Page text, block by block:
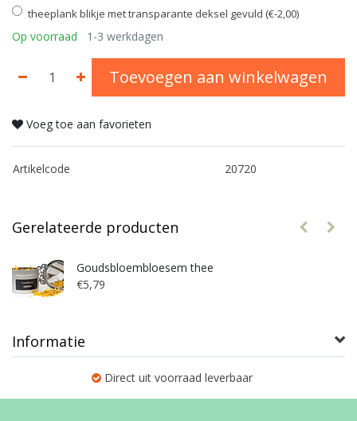
theeplank blikje met transparante deksel gevuld (€-2,00)
Op voorraad 1-3 werkdagen
Toevoegen aan winkelwagen
Voeg toe aan favorieten
Artikelcode 20720
Gerelateerde producten
Goudsbloembloesem thee
€5,79
Informatie
Direct uit voorraad leverbaar